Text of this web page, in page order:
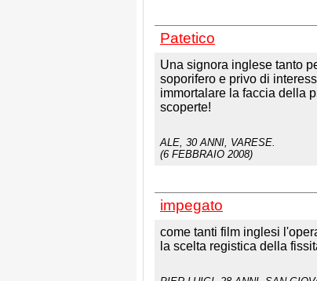
Patetico
Una signora inglese tanto
soporifero e privo di
immortalare la faccia della
scoperte!
ALE , 30 ANNI, VARESE.
(6 FEBBRAIO 2008)
impegato
come tanti film inglesi
la scelta registica della